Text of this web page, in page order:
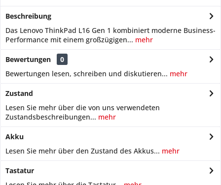
Beschreibung
Das Lenovo ThinkPad L16 Gen 1 kombiniert moderne Business-
Performance mit einem großzügigen... mehr
Bewertungen
0
Bewertungen lesen, schreiben und diskutieren... mehr
Zustand
Lesen Sie mehr über die von uns verwendeten
Zustandsbeschreibungen... mehr
Akku
Lesen Sie mehr über den Zustand des Akkus... mehr
Tastatur